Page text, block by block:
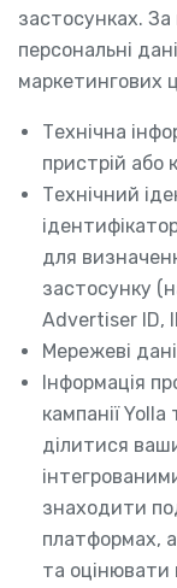
застосунках.
персональні
маркетингових
Технічна
пристрій або
Технічний
для
застосунку
Advertiser ID,
Мережеві
Інформація
кампанії
ділитися
знаходити
платформах,
та оцінювати